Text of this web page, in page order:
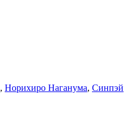
, Норихиро Наганума, Синпэй